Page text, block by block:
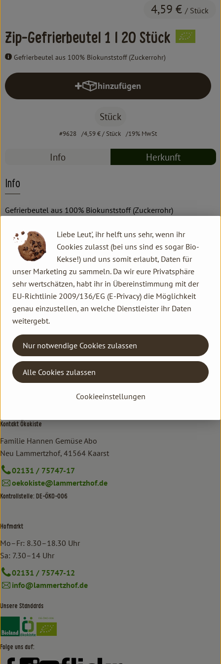
Getränke
Zip-Gefrierbeutel 1 l 20 Stück
Gefrierbeutel aus 100% Biokunststoff (Zuckerrohr)
4,59 € / Stück
hinzufügen
Produkt zum Warenkorb
Stück
#9628 4,59 €/ Stück 19% MwSt
Info Herkunft
Info
Gefrierbeutel aus 100% Biokunststoff (Zuckerrohr)
Produktinformationen
Herkunft
Hersteller: AHT
Kontakt allgemein
Familie Hannen GbR
Neu Lammertzhof, 41564 Kaarst
Kontakt Ökokiste
Familie Hannen Gemüse Abo
Neu Lammertzhof, 41564 Kaarst
02131 / 75747-17
oekokiste@lammertzhof.de
Kontrollstelle: DE-ÖKO-006
Hofmarkt
Mo–Fr: 8.30–18.30 Uhr
Sa: 7.30–14 Uhr
02131 / 75747-12
info@lammertzhof.de
Unsere Standards
Externer Link zu https://www.bioland.de/verbraucher
Externer Link zu https://www.oekokiste.de/
Folge uns auf:
Liebe Leut', ihr helft uns sehr, wenn ihr
Cookies zulasst (bei uns sind es sogar Bio-
Kekse!) und uns somit erlaubt, Daten für
unser Marketing zu sammeln. Da wir eure Privatsphäre
sehr wertschätzen, habt ihr in Übereinstimmung mit der
EU-Richtlinie 2009/136/EG (E-Privacy) die Möglichkeit
genau einzustellen, an welche Dienstleister ihr Daten
weitergebt.
Cookieeinstellungen
Nur notwendige Cookies zulassen
Alle Cookies zulassen